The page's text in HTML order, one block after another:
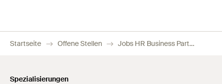
Startseite Offene Stellen Jobs HR Business Partner / Partnerin
Spezialisierungen